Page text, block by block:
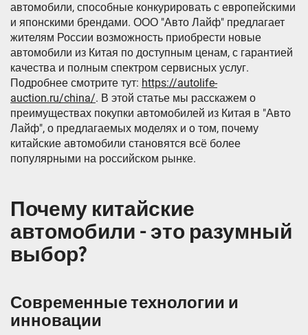
автомобили, способные конкурировать с европейскими
и японскими брендами. ООО "Авто Лайф" предлагает
жителям России возможность приобрести новые
автомобили из Китая по доступным ценам, с гарантией
качества и полным спектром сервисных услуг.
Подробнее смотрите тут: https://autolife-
auction.ru/china/. В этой статье мы расскажем о
преимуществах покупки автомобилей из Китая в "Авто
Лайф", о предлагаемых моделях и о том, почему
китайские автомобили становятся всё более
популярными на российском рынке.
Почему китайские
автомобили - это разумный
выбор?
Современные технологии и
инновации